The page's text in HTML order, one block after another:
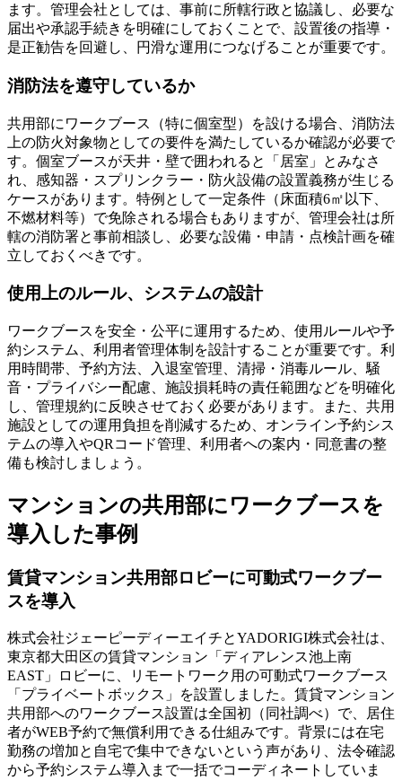
ます。管理会社としては、事前に所轄行政と協議し、必要な
届出や承認手続きを明確にしておくことで、設置後の指導・
是正勧告を回避し、円滑な運用につなげることが重要です。
消防法を遵守しているか
共用部にワークブース（特に個室型）を設ける場合、消防法
上の防火対象物としての要件を満たしているか確認が必要で
す。個室ブースが天井・壁で囲われると「居室」とみなさ
れ、感知器・スプリンクラー・防火設備の設置義務が生じる
ケースがあります。特例として一定条件（床面積6㎡以下、
不燃材料等）で免除される場合もありますが、管理会社は所
轄の消防署と事前相談し、必要な設備・申請・点検計画を確
立しておくべきです。
使用上のルール、システムの設計
ワークブースを安全・公平に運用するため、使用ルールや予
約システム、利用者管理体制を設計することが重要です。利
用時間帯、予約方法、入退室管理、清掃・消毒ルール、騒
音・プライバシー配慮、施設損耗時の責任範囲などを明確化
し、管理規約に反映させておく必要があります。また、共用
施設としての運用負担を削減するため、オンライン予約シス
テムの導入やQRコード管理、利用者への案内・同意書の整
備も検討しましょう。
マンションの共用部にワークブースを
導入した事例
賃貸マンション共用部ロビーに可動式ワークブー
スを導入
株式会社ジェーピーディーエイチとYADORIGI株式会社は、
東京都大田区の賃貸マンション「ディアレンス池上南
EAST」ロビーに、リモートワーク用の可動式ワークブース
「プライベートボックス」を設置しました。賃貸マンション
共用部へのワークブース設置は全国初（同社調べ）で、居住
者がWEB予約で無償利用できる仕組みです。背景には在宅
勤務の増加と自宅で集中できないという声があり、法令確認
から予約システム導入まで一括でコーディネートしていま